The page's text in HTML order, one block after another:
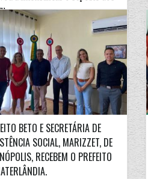
BETO E SECRETÁRIA DE
SOCIAL, MARIZZET, DE
RECEBEM O PREFEITO